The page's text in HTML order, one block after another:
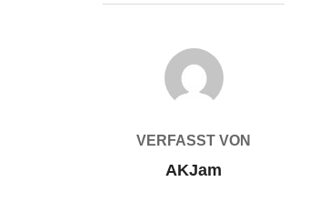
BEITRAGSAUTOR
VERFASST VON
AKJam